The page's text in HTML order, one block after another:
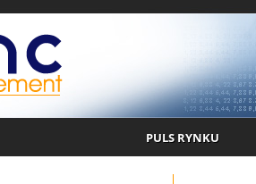
PULS RYNKU